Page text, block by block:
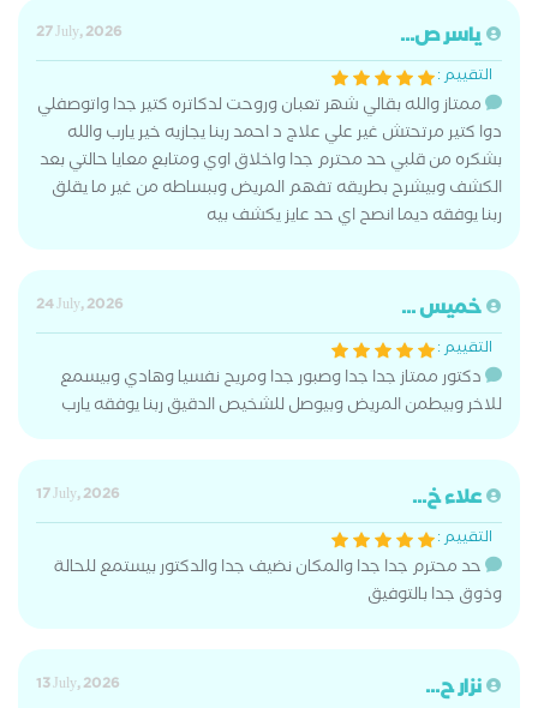
ياسر ص...
27 July, 2026
التقييم :
ممتاز والله بقالي شهر تعبان وروحت لدكاتره كتير جدا واتوصفلي
دوا كتير مرتحتش غير علي علاج د احمد ربنا يجازيه خير يارب والله
بشكره من قلبي حد محترم جدا واخلاق اوي ومتابع معايا حالتي بعد
الكشف وبيشرح بطريقه تفهم المريض وببساطه من غير ما يقلق
ربنا يوفقه ديما انصح اي حد عايز يكشف بيه
خميس ...
24 July, 2026
التقييم :
دكتور ممتاز جدا جدا وصبور جدا ومريح نفسيا وهادي وبيسمع
للاخر وبيطمن المريض وبيوصل للشخيص الدقيق ربنا يوفقه يارب
علاء خ...
17 July, 2026
التقييم :
حد محترم جدا جدا والمكان نضيف جدا والدكتور بيستمع للحالة
وذوق جدا بالتوفيق
نزار ح...
13 July, 2026